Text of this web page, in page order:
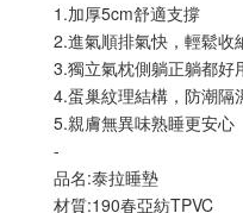
1.加厚5cm舒適支撐
2.進氣順排氣快，輕鬆收
3.獨立氣枕側躺正躺都好
4.蛋巢紋理結構，防潮隔
5.親膚無異味熟睡更安心
-
品名:泰拉睡墊
材質:190春亞紡TPVC